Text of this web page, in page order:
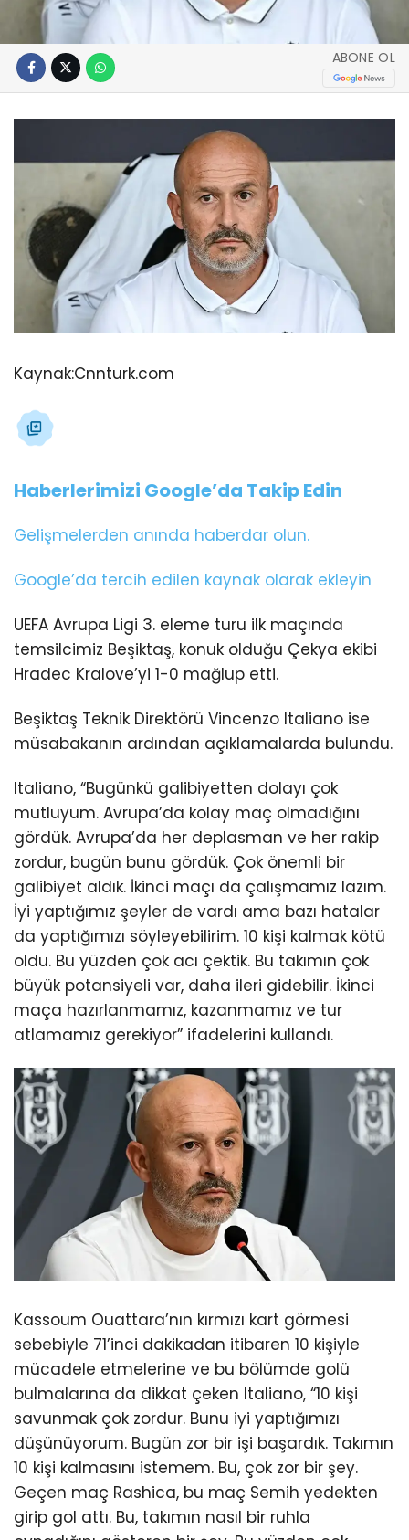
ABONE OL
Kaynak:Cnnturk.com
Haberlerimizi Google’da Takip Edin
Gelişmelerden anında haberdar olun.
Google’da tercih edilen kaynak olarak ekleyin
UEFA Avrupa Ligi 3. eleme turu ilk maçında
temsilcimiz Beşiktaş, konuk olduğu Çekya ekibi
Hradec Kralove’yi 1-0 mağlup etti.
Beşiktaş Teknik Direktörü Vincenzo Italiano ise
müsabakanın ardından açıklamalarda bulundu.
Italiano, “Bugünkü galibiyetten dolayı çok
mutluyum. Avrupa’da kolay maç olmadığını
gördük. Avrupa’da her deplasman ve her rakip
zordur, bugün bunu gördük. Çok önemli bir
galibiyet aldık. İkinci maçı da çalışmamız lazım.
İyi yaptığımız şeyler de vardı ama bazı hatalar
da yaptığımızı söyleyebilirim. 10 kişi kalmak kötü
oldu. Bu yüzden çok acı çektik. Bu takımın çok
büyük potansiyeli var, daha ileri gidebilir. İkinci
maça hazırlanmamız, kazanmamız ve tur
atlamamız gerekiyor” ifadelerini kullandı.
Kassoum Ouattara’nın kırmızı kart görmesi
sebebiyle 71’inci dakikadan itibaren 10 kişiyle
mücadele etmelerine ve bu bölümde golü
bulmalarına da dikkat çeken Italiano, “10 kişi
savunmak çok zordur. Bunu iyi yaptığımızı
düşünüyorum. Bugün zor bir işi başardık. Takımın
10 kişi kalmasını istemem. Bu, çok zor bir şey.
Geçen maç Rashica, bu maç Semih yedekten
girip gol attı. Bu, takımın nasıl bir ruhla